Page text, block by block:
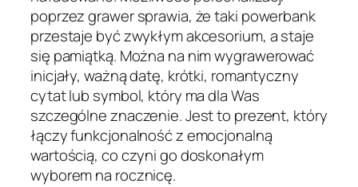
poprzez grawer sprawia, że taki powerbank
przestaje być zwykłym akcesorium, a staje
się pamiątką. Można na nim wygrawerować
inicjały, ważną datę, krótki, romantyczny
cytat lub symbol, który ma dla Was
szczególne znaczenie. Jest to prezent, który
łączy funkcjonalność z emocjonalną
wartością, co czyni go doskonałym
wyborem na rocznicę.